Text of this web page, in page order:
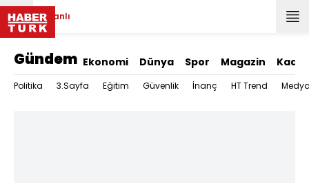
Canlı
Gündem Ekonomi Dünya Spor Magazin Kadın
Politika 3.Sayfa Eğitim Güvenlik İnanç HT Trend